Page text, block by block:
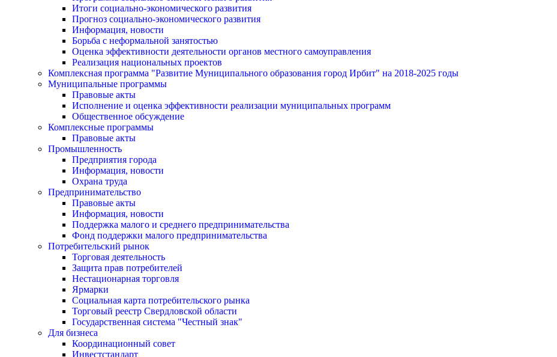
Итоги социально-экономического развития
Прогноз социально-экономического развития
Информация, новости
Борьба с неформальной занятостью
Оценка эффективности деятельности органов местного самоуправления
Реализация национальных проектов
Комплексная программа "Развитие Муниципального образования город Ирбит" на 2018-2025 годы
Муниципальные программы
Правовые акты
Исполнение и оценка эффективности реализации муниципальных программ
Общественное обсуждение
Комплексные программы
Правовые акты
Промышленность
Предприятия города
Информация, новости
Охрана труда
Предпринимательство
Правовые акты
Информация, новости
Поддержка малого и среднего предпринимательства
Фонд поддержки малого предпринимательства
Потребительский рынок
Торговая деятельность
Защита прав потребителей
Нестационарная торговля
Ярмарки
Социальная карта потребительского рынка
Торговый реестр Свердловской области
Государственная система "Честный знак"
Для бизнеса
Координационный совет
Инвестстандарт